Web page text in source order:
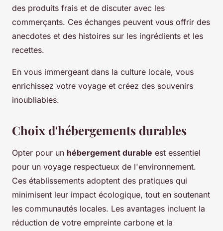
des produits frais et de discuter avec les
commerçants. Ces échanges peuvent vous offrir des
anecdotes et des histoires sur les ingrédients et les
recettes.
En vous immergeant dans la culture locale, vous
enrichissez votre voyage et créez des souvenirs
inoubliables.
Choix d'hébergements durables
Opter pour un hébergement durable est essentiel
pour un voyage respectueux de l'environnement.
Ces établissements adoptent des pratiques qui
minimisent leur impact écologique, tout en soutenant
les communautés locales. Les avantages incluent la
réduction de votre empreinte carbone et la